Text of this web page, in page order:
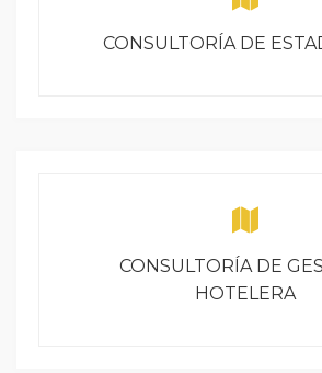
CONSULTORÍA DE
CONSULTORÍA DE
HOTELERA